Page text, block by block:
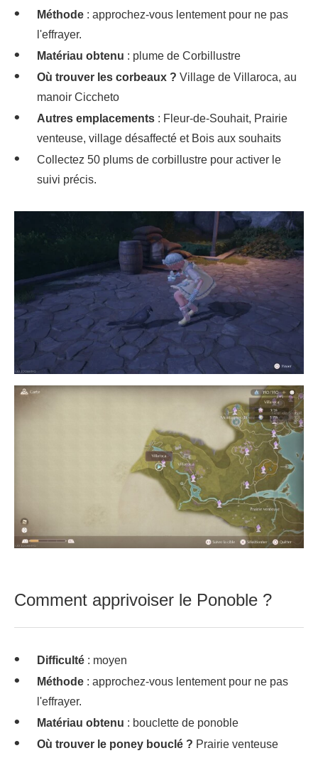
Méthode : approchez-vous lentement pour ne pas
l'effrayer.
Matériau obtenu : plume de Corbillustre
Où trouver les corbeaux ? Village de Villaroca, au
manoir Ciccheto
Autres emplacements : Fleur-de-Souhait, Prairie
venteuse, village désaffecté et Bois aux souhaits
Collectez 50 plums de corbillustre pour activer le
suivi précis.
Comment apprivoiser le Ponoble ?
Difficulté : moyen
Méthode : approchez-vous lentement pour ne pas
l'effrayer.
Matériau obtenu : bouclette de ponoble
Où trouver le poney bouclé ? Prairie venteuse